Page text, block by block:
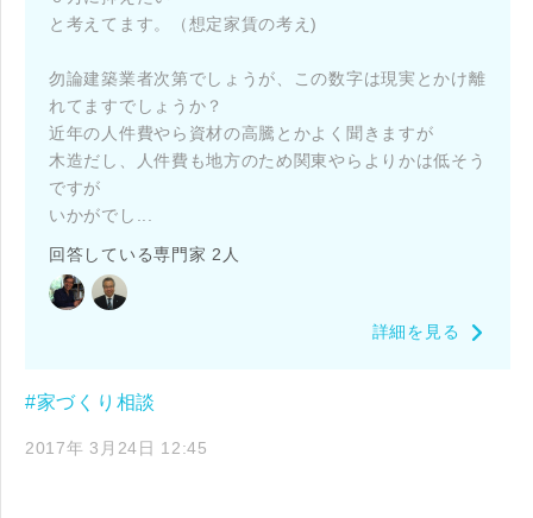
と考えてます。（想定家賃の考え)
勿論建築業者次第でしょうが、この数字は現実とかけ離
れてますでしょうか？
近年の人件費やら資材の高騰とかよく聞きますが
木造だし、人件費も地方のため関東やらよりかは低そう
ですが
いかがでし...
回答している専門家 2人
詳細を見る
#家づくり相談
2017年 3月24日 12:45